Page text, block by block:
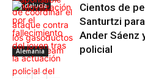
Andalucía
Alemania
Cientos de
Santurtzi
Ander Sáenz
policial